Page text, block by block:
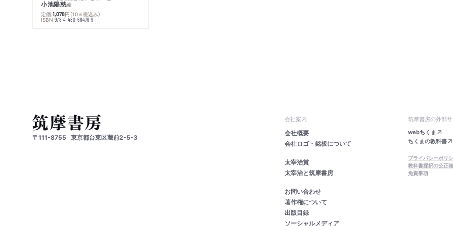
小池陽慈編
定価:1,078円 （10％税込み）
ISBN:978-4-480-68476-9
〒111-8755 東京都台東区蔵前2-5-3
会社案内
会社概要
会社ロゴ・銘板について
太宰治賞
太宰治と筑摩書房
お問い合わせ
著作権について
出版目録
ソーシャルメディア
筑摩書房の外部サ
webちくま
ちくまの教科書
プライバシーポリ
教科書採択の公正
免責事項